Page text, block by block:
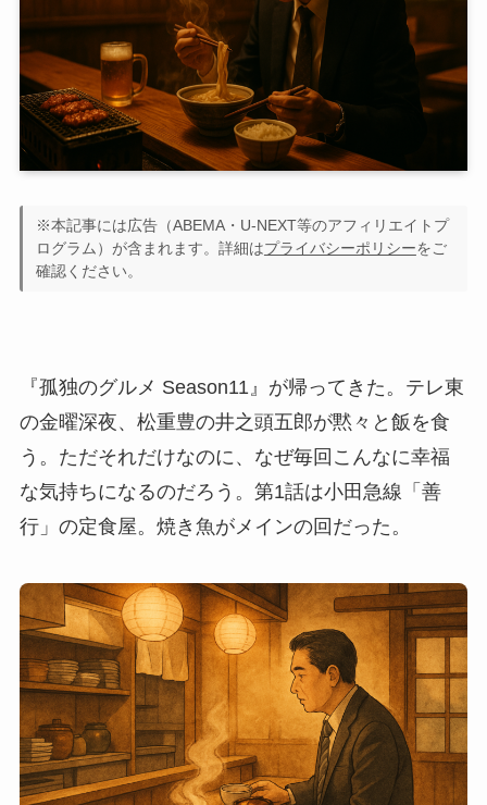
※本記事には広告（ABEMA・U-NEXT等のアフィリエイトプ
ログラム）が含まれます。詳細はプライバシーポリシーをご
確認ください。
『孤独のグルメ Season11』が帰ってきた。テレ東
の金曜深夜、松重豊の井之頭五郎が黙々と飯を食
う。ただそれだけなのに、なぜ毎回こんなに幸福
な気持ちになるのだろう。第1話は小田急線「善
行」の定食屋。焼き魚がメインの回だった。